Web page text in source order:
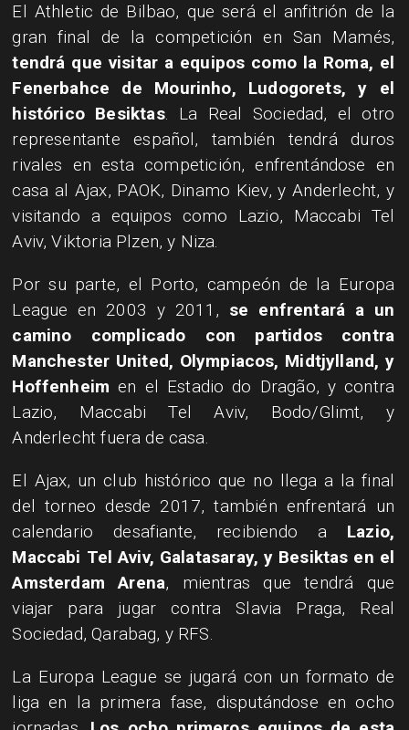
El Athletic de Bilbao, que será el anfitrión de la
gran final de la competición en San Mamés,
tendrá que visitar a equipos como la Roma, el
Fenerbahce de Mourinho, Ludogorets, y el
histórico Besiktas. La Real Sociedad, el otro
representante español, también tendrá duros
rivales en esta competición, enfrentándose en
casa al Ajax, PAOK, Dinamo Kiev, y Anderlecht, y
visitando a equipos como Lazio, Maccabi Tel
Aviv, Viktoria Plzen, y Niza.
Por su parte, el Porto, campeón de la Europa
League en 2003 y 2011, se enfrentará a un
camino complicado con partidos contra
Manchester United, Olympiacos, Midtjylland, y
Hoffenheim en el Estadio do Dragão, y contra
Lazio, Maccabi Tel Aviv, Bodo/Glimt, y
Anderlecht fuera de casa.
El Ajax, un club histórico que no llega a la final
del torneo desde 2017, también enfrentará un
calendario desafiante, recibiendo a Lazio,
Maccabi Tel Aviv, Galatasaray, y Besiktas en el
Amsterdam Arena, mientras que tendrá que
viajar para jugar contra Slavia Praga, Real
Sociedad, Qarabag, y RFS.
La Europa League se jugará con un formato de
liga en la primera fase, disputándose en ocho